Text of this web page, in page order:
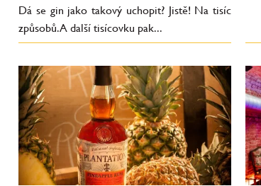
Dá se gin jako takový uchopit? Jistě! Na tisíc
způsobů. A další tisícovku pak...